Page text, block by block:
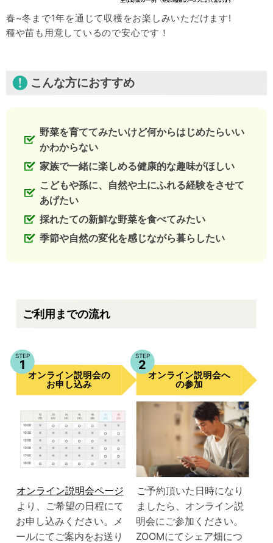
春~冬まで1年を通じて収穫をお楽しみいただけます!
種や苗も用意しているので安心です！
こんな方におすすめ
野菜を育ててみたいけど何からはじめたらいい
かわからない
家族で一緒に楽しめる健康的な趣味がほしい
こどもや孫に、自然や土にふれる経験をさせて
あげたい
採れたての新鮮な野菜を食べてみたい
季節や自然の変化を感じながら暮らしたい
ご利用までの流れ
STEP
1
オンライン説明会の
お申し込み
オンライン説明会ページ
より、ご希望の日程にて
お申し込みください。メ
ールにてご案内をお送り
STEP
2
オンライン説明会へ
の参加
ご予約頂いた日時になり
ましたら、オンライン説
明会にご参加ください。
ZOOMにてシェア畑につ